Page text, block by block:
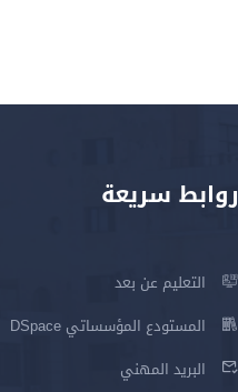
روابط سريعة
التعليم عن بعد
المستودع المؤسساتي DSpace
البريد المهني